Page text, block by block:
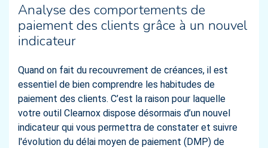
Analyse des comportements de
paiement des clients grâce à un nouvel
indicateur
Quand on fait du recouvrement de créances, il est
essentiel de bien comprendre les habitudes de
paiement des clients. C’est la raison pour laquelle
votre outil Clearnox dispose désormais d’un nouvel
indicateur qui vous permettra de constater et suivre
l'évolution du délai moyen de paiement (DMP) de